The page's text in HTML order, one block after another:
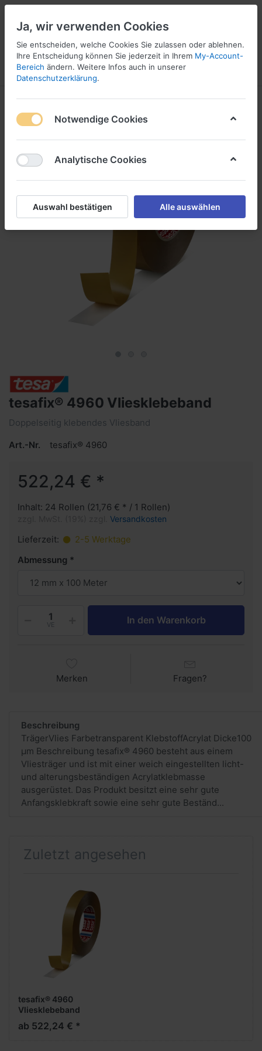
Menü Anmelden Wunschliste
1
tesafix® 4960 Vliesklebeband
Doppelseitig klebendes Vliesband
Art.-Nr.
tesafix® 4960
522,24 € *
Inhalt: 24 Rollen (21,76 € * / 1 Rollen)
Versandkosten
Lieferzeit:
2-5 Werktage
Abmessung
VE In den Warenkorb
Merken Fragen?
Beschreibung
TrägerVlies Farbetransparent Klebstoff Acrylat Dicke100
µm Beschreibung tesafix® 4960 besteht aus einem
Vliesträger und ist mit einer weich eingestellten licht-
und alterungsbeständigen Acrylatklebmasse
ausgerüstet. Das Produkt besitzt eine sehr gute
Anfangsklebkraft sowie eine sehr gute Beständ...
Zuletzt angesehen
tesafix® 4960
Vliesklebeband
ab 522,24 € *
Ja, wir verwenden Cookies
Sie entscheiden, welche Cookies Sie zulassen oder ablehnen.
Ihre Entscheidung können Sie jederzeit in Ihrem My-Account-
Bereich ändern. Weitere Infos auch in unserer
Datenschutzerklärung.
Notwendige Cookies
Analytische Cookies
Auswahl bestätigen Alle auswählen